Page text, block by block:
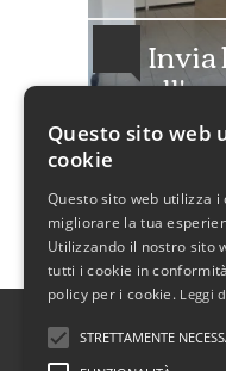
Invia
Questo sito web
cookie
Questo sito web utilizza i
migliorare la tua
Utilizzando il nostro sito
tutti i cookie in
policy per i cookie. Leggi
STRETTAMENTE